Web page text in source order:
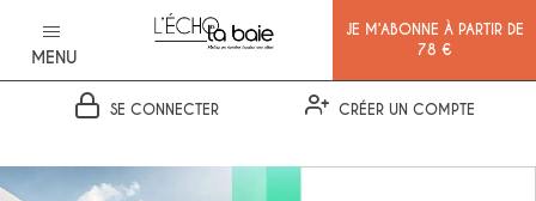
MENU
JE M’ABONNE À PARTIR DE
78 €
SE CONNECTER CRÉER UN COMPTE